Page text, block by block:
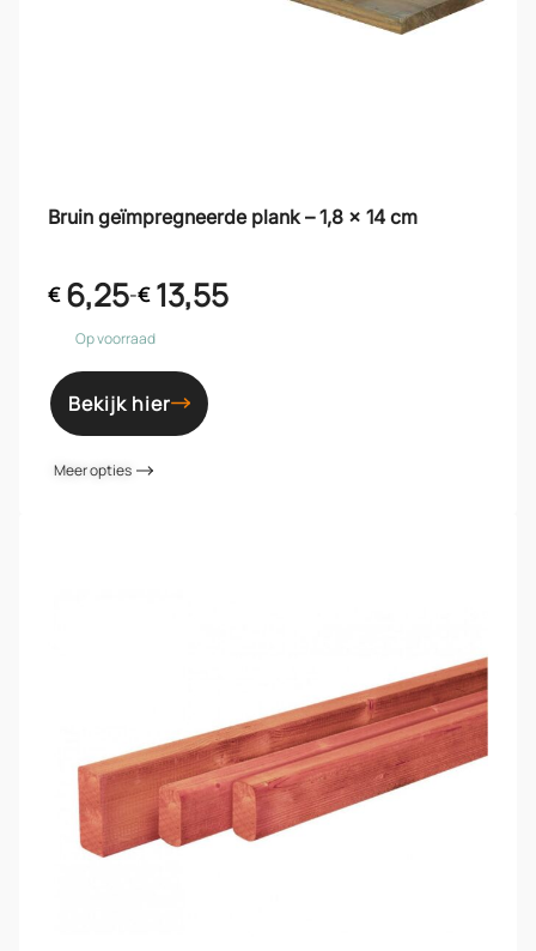
Bruin geïmpregneerde plank – 1,8 x 14 cm
€6,25-€13,55
Op voorraad
Bekijk hier
Meer opties